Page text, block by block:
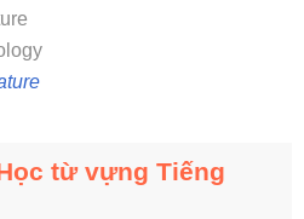
từ vựng Tiếng